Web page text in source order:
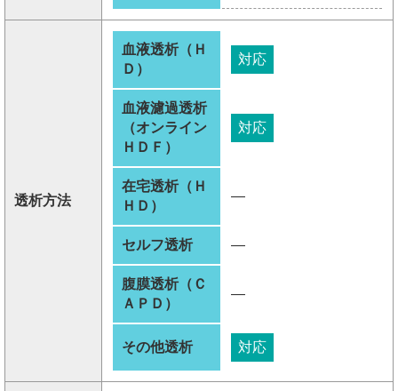
透析方法
血液透析（Ｈ
Ｄ）
対応
血液濾過透析
（オンライン
ＨＤＦ）
対応
在宅透析（Ｈ
ＨＤ）
―
セルフ透析 ―
腹膜透析（Ｃ
ＡＰＤ）
―
その他透析 対応